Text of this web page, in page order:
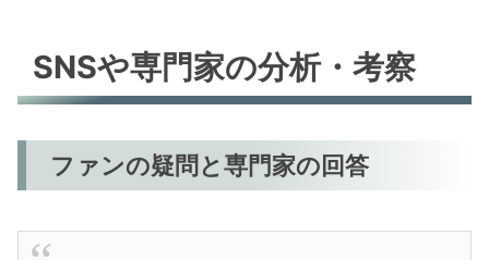
SNSや専門家の分析・考察
ファンの疑問と専門家の回答